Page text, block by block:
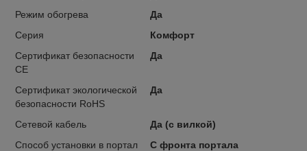
Режим обогрева
Да
Серия
Комфорт
Сертификат безопасности
CE
Да
Сертификат экологической
безопасности RoHS
Да
Сетевой кабель
Да (с вилкой)
Способ установки в портал
С фронта портала